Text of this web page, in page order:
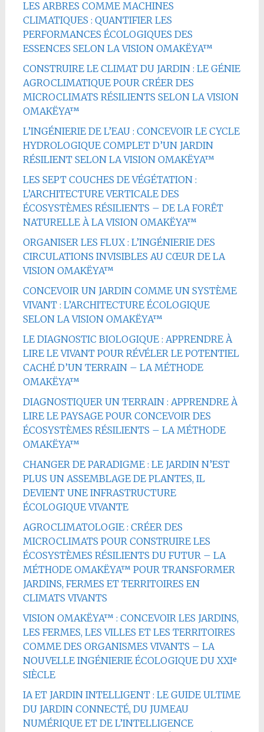
LES ARBRES COMME MACHINES
CLIMATIQUES : QUANTIFIER LES
PERFORMANCES ÉCOLOGIQUES DES
ESSENCES SELON LA VISION OMAKËYA™
CONSTRUIRE LE CLIMAT DU JARDIN : LE GÉNIE
AGROCLIMATIQUE POUR CRÉER DES
MICROCLIMATS RÉSILIENTS SELON LA VISION
OMAKËYA™
L’INGÉNIERIE DE L’EAU : CONCEVOIR LE CYCLE
HYDROLOGIQUE COMPLET D’UN JARDIN
RÉSILIENT SELON LA VISION OMAKËYA™
LES SEPT COUCHES DE VÉGÉTATION :
L’ARCHITECTURE VERTICALE DES
ÉCOSYSTÈMES RÉSILIENTS – DE LA FORÊT
NATURELLE À LA VISION OMAKËYA™
ORGANISER LES FLUX : L’INGÉNIERIE DES
CIRCULATIONS INVISIBLES AU CŒUR DE LA
VISION OMAKËYA™
CONCEVOIR UN JARDIN COMME UN SYSTÈME
VIVANT : L’ARCHITECTURE ÉCOLOGIQUE
SELON LA VISION OMAKËYA™
LE DIAGNOSTIC BIOLOGIQUE : APPRENDRE À
LIRE LE VIVANT POUR RÉVÉLER LE POTENTIEL
CACHÉ D’UN TERRAIN – LA MÉTHODE
OMAKËYA™
DIAGNOSTIQUER UN TERRAIN : APPRENDRE À
LIRE LE PAYSAGE POUR CONCEVOIR DES
ÉCOSYSTÈMES RÉSILIENTS – LA MÉTHODE
OMAKËYA™
CHANGER DE PARADIGME : LE JARDIN N’EST
PLUS UN ASSEMBLAGE DE PLANTES, IL
DEVIENT UNE INFRASTRUCTURE
ÉCOLOGIQUE VIVANTE
AGROCLIMATOLOGIE : CRÉER DES
MICROCLIMATS POUR CONSTRUIRE LES
ÉCOSYSTÈMES RÉSILIENTS DU FUTUR – LA
MÉTHODE OMAKËYA™ POUR TRANSFORMER
JARDINS, FERMES ET TERRITOIRES EN
CLIMATS VIVANTS
VISION OMAKËYA™ : CONCEVOIR LES JARDINS,
LES FERMES, LES VILLES ET LES TERRITOIRES
COMME DES ORGANISMES VIVANTS – LA
NOUVELLE INGÉNIERIE ÉCOLOGIQUE DU XXIᵉ
SIÈCLE
IA ET JARDIN INTELLIGENT : LE GUIDE ULTIME
DU JARDIN CONNECTÉ, DU JUMEAU
NUMÉRIQUE ET DE L’INTELLIGENCE